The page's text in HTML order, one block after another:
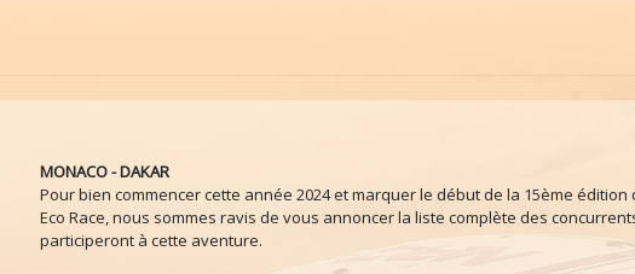
MONACO - DAKAR
Pour bien commencer cette année 2024 et marquer le début de la 15ème édition
Eco Race, nous sommes ravis de vous annoncer la liste complète des
participeront à cette aventure.